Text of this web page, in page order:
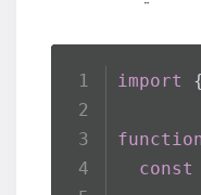
import
const